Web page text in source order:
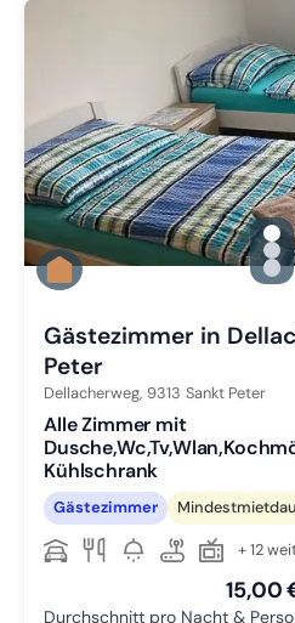
Zu
Gästezimmer in
Peter
Dellacherweg, 9313 Sankt Peter
Alle Zimmer mit
Kühlschrank
Gästezimmer
+ 12
15,00
Durchschnitt pro Nacht &